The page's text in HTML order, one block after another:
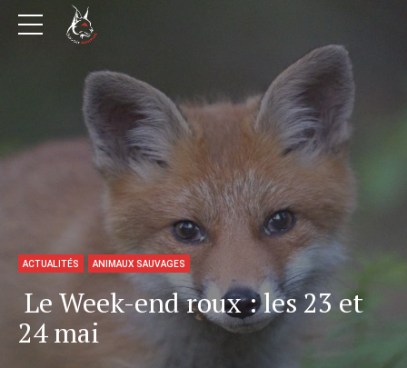
ACTUALITÉS ANIMAUX SAUVAGES
Le Week-end roux : les 23 et
24 mai